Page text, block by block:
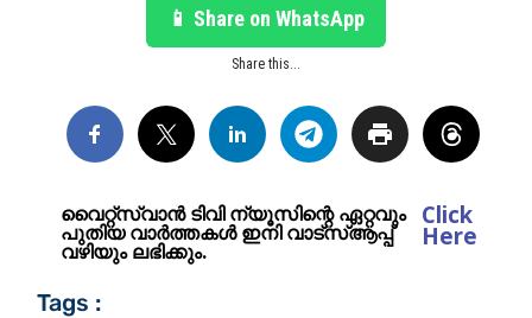
📱 Share on WhatsApp
Share this...
വൈറ്റ്സ്വാൻ ടിവി ന്യൂസിന്റെ ഏറ്റവും
പുതിയ വാർത്തകൾ ഇനി വാട്സ്ആപ്പ്
വഴിയും ലഭിക്കും.
Click
Here
Tags :